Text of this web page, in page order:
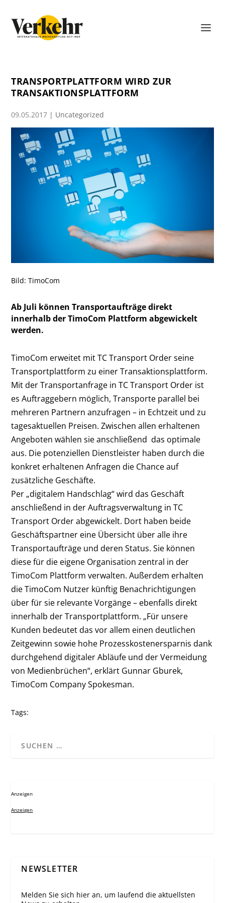
TRANSPORTPLATTFORM WIRD ZUR
TRANSAKTIONSPLATTFORM
09.05.2017 | Uncategorized
Bild: TimoCom
Ab Juli können Transportaufträge direkt
innerhalb der TimoCom Plattform abgewickelt
werden.
TimoCom erweitet mit TC Transport Order seine
Transportplattform zu einer Transaktionsplattform.
Mit der Transportanfrage in TC Transport Order ist
es Auftraggebern möglich, Transporte parallel bei
mehreren Partnern anzufragen – in Echtzeit und zu
tagesaktuellen Preisen. Zwischen allen erhaltenen
Angeboten wählen sie anschließend das optimale
aus. Die potenziellen Dienstleister haben durch die
konkret erhaltenen Anfragen die Chance auf
zusätzliche Geschäfte.
Per „digitalem Handschlag“ wird das Geschäft
anschließend in der Auftragsverwaltung in TC
Transport Order abgewickelt. Dort haben beide
Geschäftspartner eine Übersicht über alle ihre
Transportaufträge und deren Status. Sie können
diese für die eigene Organisation zentral in der
TimoCom Plattform verwalten. Außerdem erhalten
die TimoCom Nutzer künftig Benachrichtigungen
über für sie relevante Vorgänge – ebenfalls direkt
innerhalb der Transportplattform. „Für unsere
Kunden bedeutet das vor allem einen deutlichen
Zeitgewinn sowie hohe Prozesskostenersparnis dank
durchgehend digitaler Abläufe und der Vermeidung
von Medienbrüchen“, erklärt Gunnar Gburek,
TimoCom Company Spokesman.
Tags:
Anzeigen
Anzeigen
NEWSLETTER
Melden Sie sich hier an, um laufend die aktuellsten